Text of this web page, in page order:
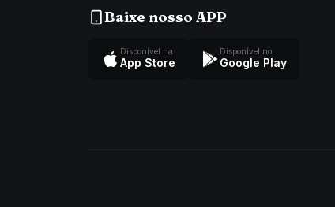
Baixe nosso APP
Disponível na
App Store
Disponível no
Google Play